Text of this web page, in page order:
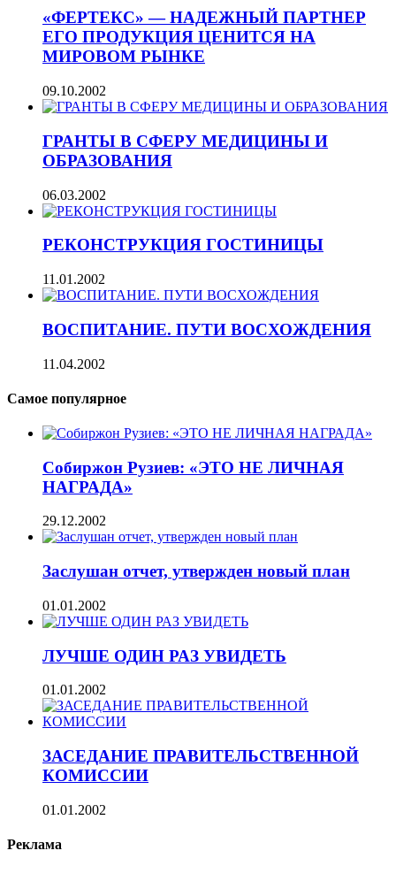
«ФЕРТЕКС» — НАДЕЖНЫЙ ПАРТНЕР
ЕГО ПРОДУКЦИЯ ЦЕНИТСЯ НА
МИРОВОМ РЫНКЕ
09.10.2002
ГРАНТЫ В СФЕРУ МЕДИЦИНЫ И
ОБРАЗОВАНИЯ
06.03.2002
РЕКОНСТРУКЦИЯ ГОСТИНИЦЫ
11.01.2002
ВОСПИТАНИЕ. ПУТИ ВОСХОЖДЕНИЯ
11.04.2002
Самое популярное
Собиржон Рузиев: «ЭТО НЕ ЛИЧНАЯ
НАГРАДА»
29.12.2002
Заслушан отчет, утвержден новый план
01.01.2002
ЛУЧШЕ ОДИН РАЗ УВИДЕТЬ
01.01.2002
ЗАСЕДАНИЕ ПРАВИТЕЛЬСТВЕННОЙ
КОМИССИИ
01.01.2002
Реклама